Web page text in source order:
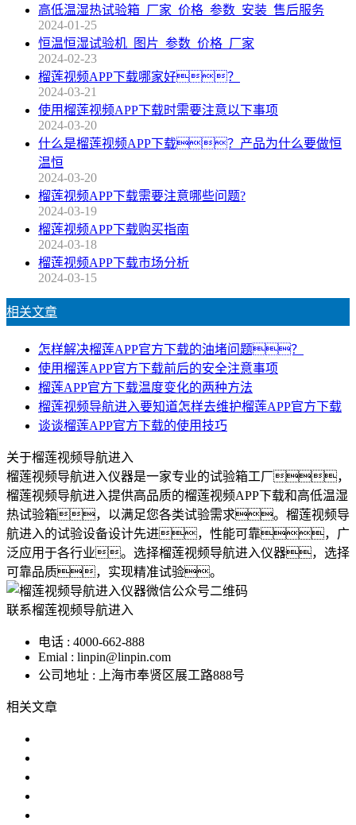
高低温湿热试验箱_厂家_价格_参数_安装_售后服务
2024-01-25
恒温恒湿试验机_图片_参数_价格_厂家
2024-02-23
榴莲视频APP下载哪家好？
2024-03-21
使用榴莲视频APP下载时需要注意以下事项
2024-03-20
什么是榴莲视频APP下载？产品为什么要做恒
温恒
2024-03-20
榴莲视频APP下载需要注意哪些问题?
2024-03-19
榴莲视频APP下载购买指南
2024-03-18
榴莲视频APP下载市场分析
2024-03-15
相关文章
怎样解决榴莲APP官方下载的油堵问题？
使用榴莲APP官方下载前后的安全注意事项
榴莲APP官方下载温度变化的两种方法
榴莲视频导航进入要知道怎样去维护榴莲APP官方下载
谈谈榴莲APP官方下载的使用技巧
关于榴莲视频导航进入
榴莲视频导航进入仪器是一家专业的试验箱工厂，
榴莲视频导航进入提供高品质的榴莲视频APP下载和高低温湿
热试验箱，以满足您各类试验需求。榴莲视频导
航进入的试验设备设计先进，性能可靠，广
泛应用于各行业。选择榴莲视频导航进入仪器，选择
可靠品质，实现精准试验。
联系榴莲视频导航进入
电话 : 4000-662-888
Emial : linpin@linpin.com
公司地址 : 上海市奉贤区展工路888号
相关文章